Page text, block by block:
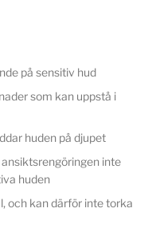
på sensitiv hud
som kan uppstå i
huden på djupet
inte
huden
och kan därför inte torka